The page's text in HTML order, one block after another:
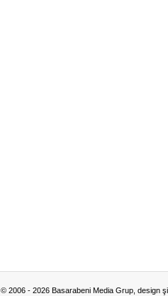
© 2006 - 2026 Basarabeni Media Grup, design